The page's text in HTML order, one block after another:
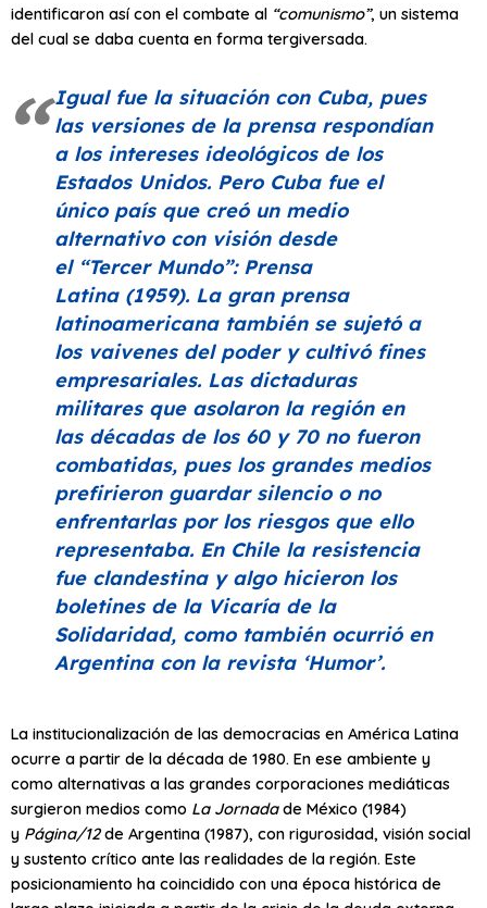
identificaron así con el combate al “comunismo”, un sistema
del cual se daba cuenta en forma tergiversada.
Igual fue la situación con Cuba, pues
las versiones de la prensa respondían
a los intereses ideológicos de los
Estados Unidos. Pero Cuba fue el
único país que creó un medio
alternativo con visión desde
el “Tercer Mundo”: Prensa
Latina(1959). La gran prensa
latinoamericana también se sujetó a
los vaivenes del poder y cultivó fines
empresariales. Las dictaduras
militares que asolaron la región en
las décadas de los 60 y 70 no fueron
combatidas, pues los grandes medios
prefirieron guardar silencio o no
enfrentarlas por los riesgos que ello
representaba. En Chile la resistencia
fue clandestina y algo hicieron los
boletines de la Vicaría de la
Solidaridad, como también ocurrió en
Argentina con la revista ‘Humor’.
La institucionalización de las democracias en América Latina
ocurre a partir de la década de 1980. En ese ambiente y
como alternativas a las grandes corporaciones mediáticas
surgieron medios como La Jornadade México (1984)
y Página/12de Argentina (1987), con rigurosidad, visión social
y sustento crítico ante las realidades de la región. Este
posicionamiento ha coincidido con una época histórica de